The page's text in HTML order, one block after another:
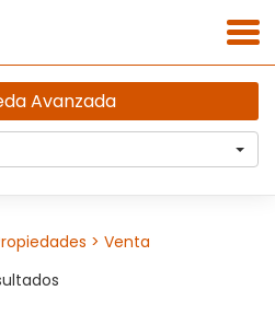
Avanzada
> Venta